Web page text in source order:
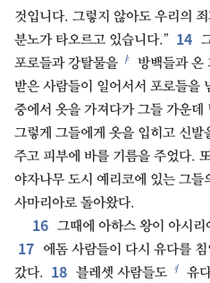
것입니다. 그렇지 않아도 우리의
분노가 타오르고 있습니다.” 14
포로들과 강탈물을 ㅑ 방백들과 온
받은 사람들이 일어서서 포로들을
중에서 옷을 가져다가 그들 가운
그렇게 그들에게 옷을 입히고 신발
주고 피부에 바를 기름을 주었다.
야자나무 도시 예리코에 있는 그
사마리아로 돌아왔다.
16 그때에 아하스 왕이 아시
17
에돔 사람들이 다시 유다를
갔다. 18 블레셋 사람들도 ㅕ 유